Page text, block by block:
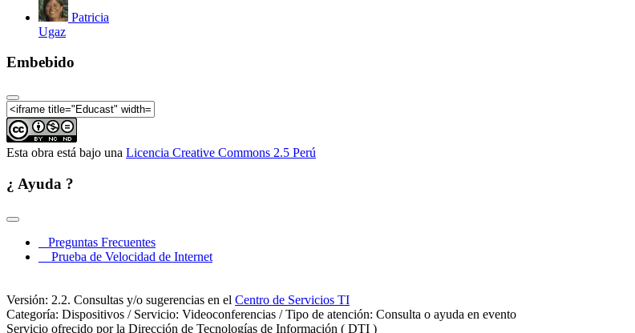
Patricia
Ugaz
Embebido
Esta obra está bajo una Licencia Creative Commons 2.5 Perú
¿ Ayuda ?
Preguntas Frecuentes
Prueba de Velocidad de Internet
Versión: 2.2. Consultas y/o sugerencias en el Centro de Servicios TI
Categoría: Dispositivos / Servicio: Videoconferencias / Tipo de atención: Consulta o ayuda en evento
Servicio ofrecido por la Dirección de Tecnologías de Información ( DTI )